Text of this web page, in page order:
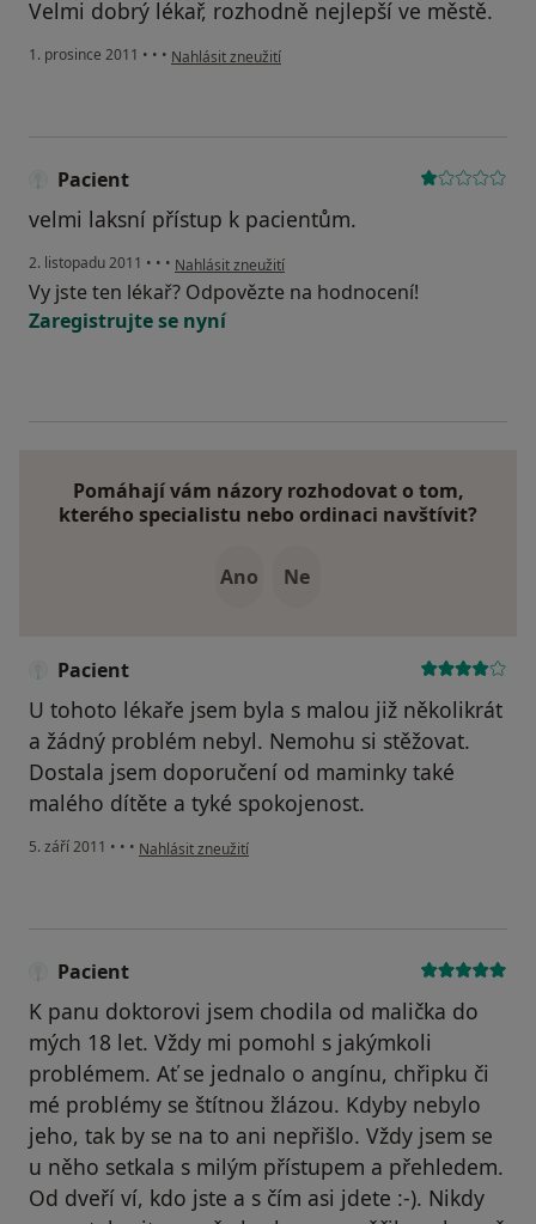
Velmi dobrý lékař, rozhodně nejlepší ve městě.
1. prosince 2011 • • • podle názoru uživatele Pacient
Nahlásit zneužití
Pacient
velmi laksní přístup k pacientům.
2. listopadu 2011 • • • podle názoru uživatele Pacient
Nahlásit zneužití
Vy jste ten lékař? Odpovězte na hodnocení!
Zaregistrujte se nyní
Pomáhají vám názory rozhodovat o tom,
kterého specialistu nebo ordinaci navštívit?
Ano Ne
Pacient
U tohoto lékaře jsem byla s malou již několikrát
a žádný problém nebyl. Nemohu si stěžovat.
Dostala jsem doporučení od maminky také
malého dítěte a tyké spokojenost.
5. září 2011 • • • podle názoru uživatele Pacient
Nahlásit zneužití
Pacient
K panu doktorovi jsem chodila od malička do
mých 18 let. Vždy mi pomohl s jakýmkoli
problémem. Ať se jednalo o angínu, chřipku či
mé problémy se štítnou žlázou. Kdyby nebylo
jeho, tak by se na to ani nepřišlo. Vždy jsem se
u něho setkala s milým přístupem a přehledem.
Od dveří ví, kdo jste a s čím asi jdete :-). Nikdy